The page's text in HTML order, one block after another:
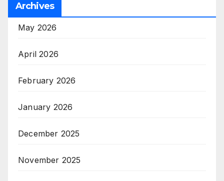
Archives
May 2026
April 2026
February 2026
January 2026
December 2025
November 2025